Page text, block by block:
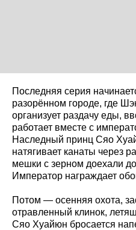
Последняя серия
разорённом городе, где
организует раздачу еды,
работает вместе с
Наследный принц Сяо
натягивает канаты через
мешки с зерном доехали
Император награждает
Потом — осенняя охота,
отравленный клинок,
Сяо Хуайюн бросается